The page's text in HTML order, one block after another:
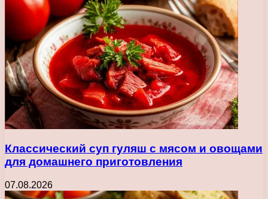
Классический суп гуляш с мясом и овощами
для домашнего приготовления
07.08.2026